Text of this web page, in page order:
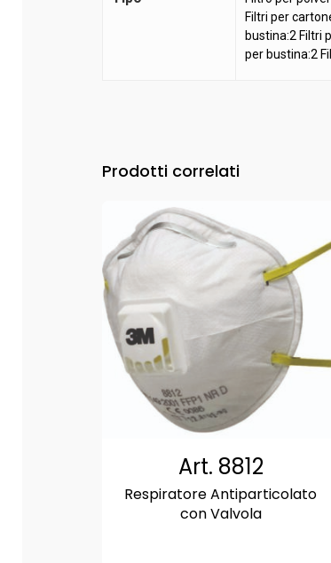
Filtri per
bustina:2 Filtri
per bustina:2
Prodotti correlati
Art. 8812
Respiratore Antiparticolato
con Valvola